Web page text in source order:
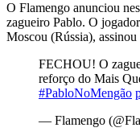
O Flamengo anunciou
zagueiro Pablo. O
Moscou (Rússia),
FECHOU! O
reforço do Mais
#PabloNoMengão
— Flamengo